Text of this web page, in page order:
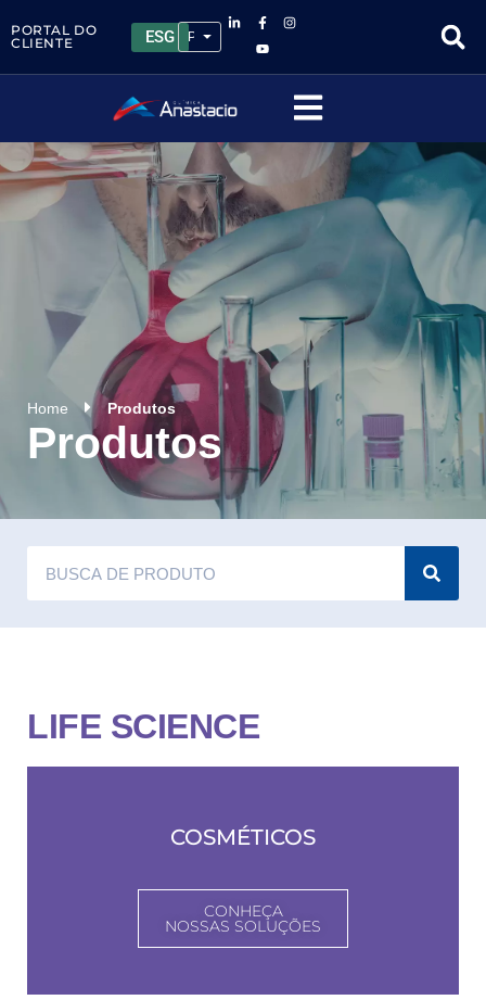
PORTAL DO
CLIENTE
ESG
Home Produtos
Produtos
LIFE SCIENCE
COSMÉTICOS
CONHEÇA
NOSSAS SOLUÇÕES